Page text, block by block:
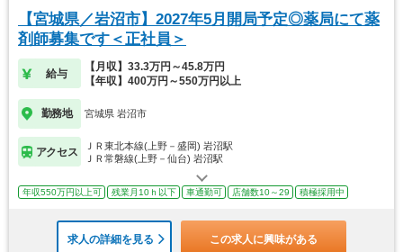
【宮城県／岩沼市】2027年5月開局予定◎薬局にて薬
剤師募集です＜正社員＞
給与
【月収】33.3万円～45.8万円
【年収】400万円～550万円以上
勤務地 宮城県 岩沼市
アクセス
ＪＲ東北本線(上野－盛岡) 岩沼駅
ＪＲ常磐線(上野－仙台) 岩沼駅
年収550万円以上可 残業月10ｈ以下 車通勤可 店舗数10～29 積極採用中
求人の詳細を見る この求人に興味がある